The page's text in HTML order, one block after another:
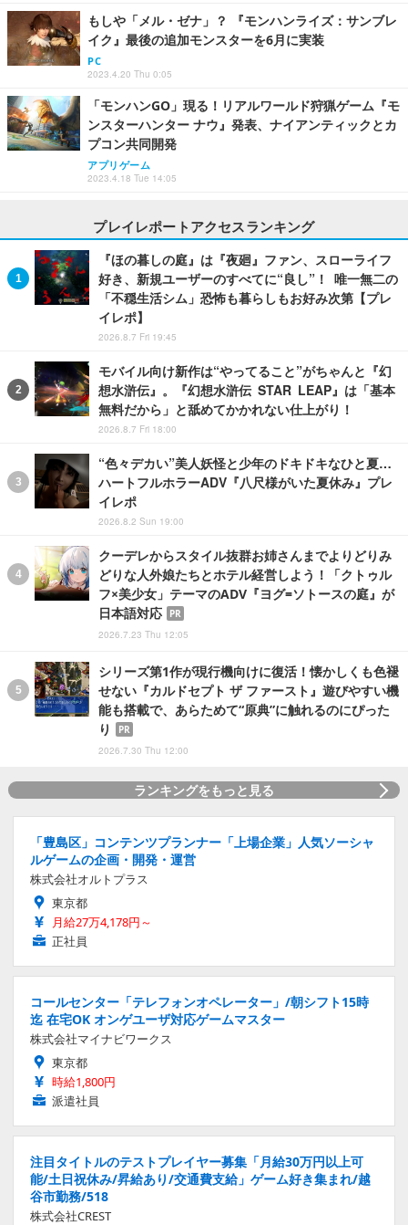
もしや「メル・ゼナ」？ 『モンハンライズ：サンブレ
イク』最後の追加モンスターを6月に実装
PC
2023.4.20 Thu 0:05
「モンハンGO」現る！リアルワールド狩猟ゲーム『モ
ンスターハンター ナウ』発表、ナイアンティックとカ
プコン共同開発
アプリゲーム
2023.4.18 Tue 14:05
プレイレポートアクセスランキング
『ほの暮しの庭』は『夜廻』ファン、スローライフ
好き、新規ユーザーのすべてに“良し”！ 唯一無二の
「不穏生活シム」恐怖も暮らしもお好み次第【プレ
イレポ】
2026.8.7 Fri 19:45
モバイル向け新作は“やってること”がちゃんと『幻
想水滸伝』。『幻想水滸伝 STAR LEAP』は「基本
無料だから」と舐めてかかれない仕上がり！
2026.8.7 Fri 18:00
“色々デカい”美人妖怪と少年のドキドキなひと夏…
ハートフルホラーADV『八尺様がいた夏休み』プレ
イレポ
2026.8.2 Sun 19:00
クーデレからスタイル抜群お姉さんまでよりどりみ
どりな人外娘たちとホテル経営しよう！「クトゥル
フ×美少女」テーマのADV『ヨグ=ソトースの庭』が
日本語対応
PR
2026.7.23 Thu 12:05
シリーズ第1作が現行機向けに復活！懐かしくも色褪
せない『カルドセプト ザ ファースト』遊びやすい機
能も搭載で、あらためて“原典”に触れるのにぴった
り
PR
2026.7.30 Thu 12:00
ランキングをもっと見る
「豊島区」コンテンツプランナー「上場企業」人気ソーシャ
ルゲームの企画・開発・運営
株式会社オルトプラス
東京都
月給27万4,178円～
正社員
コールセンター「テレフォンオペレーター」/朝シフト15時
迄 在宅OK オンゲユーザ対応ゲームマスター
株式会社マイナビワークス
東京都
時給1,800円
派遣社員
注目タイトルのテストプレイヤー募集「月給30万円以上可
能/土日祝休み/昇給あり/交通費支給」ゲーム好き集まれ/越
谷市勤務/518
株式会社CREST